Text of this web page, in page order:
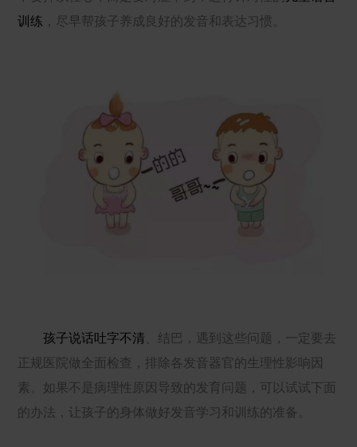
训练 ，尽早帮孩子养成良好的发音和表达习惯。
孩子说话吐字不清 、结巴，遇到这些问题，一定要去
正规医院做全面检查，排除各发音器官的生理性影响因
素。如果不是病理性原因导致的发育问题，可以试试下面
的办法，让孩子的身体做好发音学习和训练的准备。